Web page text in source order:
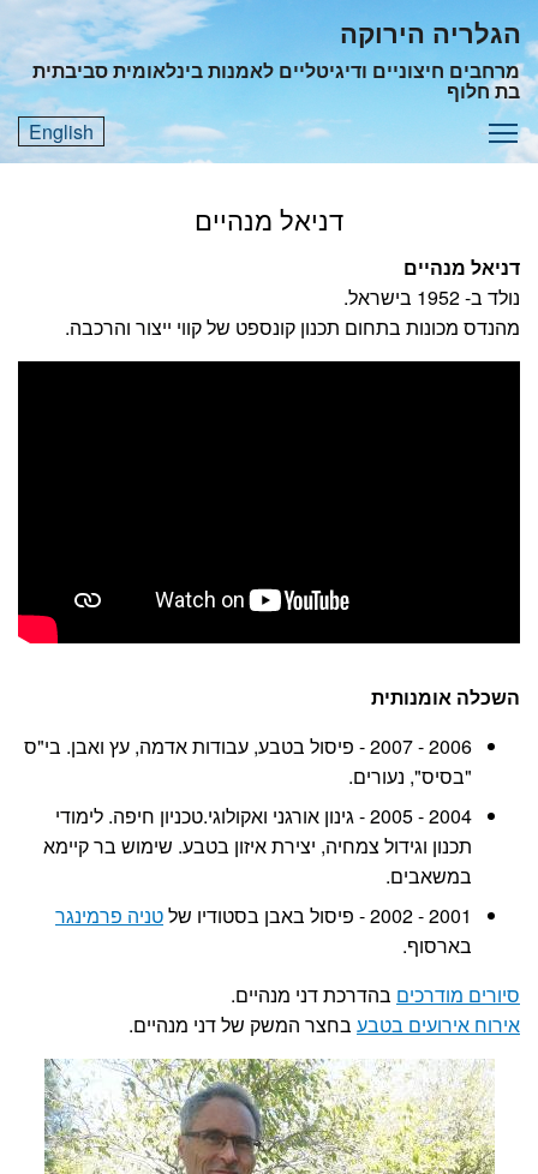
to
main
content
הגלריה הירוקה
מרחבים חיצוניים ודיגיטליים לאמנות בינלאומית סביבתית
בת חלוף
English
Toggle menu visibility
דניאל מנהיים
דניאל מנהיים
נולד ב- 1952 בישראל.
מהנדס מכונות בתחום תכנון קונספט של קווי ייצור והרכבה.
השכלה אומנותית
2006 - 2007 - פיסול בטבע, עבודות אדמה, עץ ואבן. בי"ס
"בסיס", נעורים.
2004 - 2005 - גינון אורגני ואקולוגי.טכניון חיפה. לימודי
תכנון וגידול צמחיה, יצירת איזון בטבע. שימוש בר קיימא
במשאבים.
2001 - 2002 - פיסול באבן בסטודיו של
טניה פרמינגר
בארסוף.
סיורים מודרכים בהדרכת דני מנהיים.
אירוח אירועים בטבעבחצר המשק של דני מנהיים.